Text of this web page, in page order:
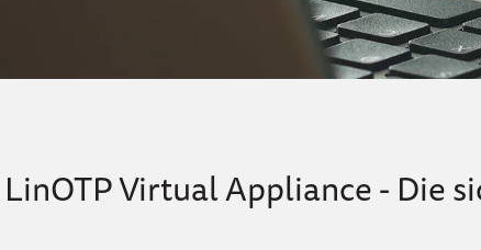
LinOTP Virtual Appliance - Die